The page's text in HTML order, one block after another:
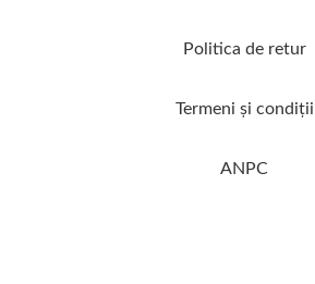
Politica de retur
Termeni şi condiţii
ANPC